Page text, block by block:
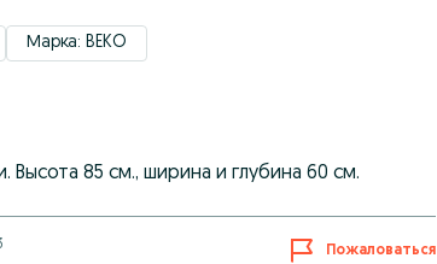
Марка: BEKO
85 см., ширина и глубина 60 см.
Пожаловаться